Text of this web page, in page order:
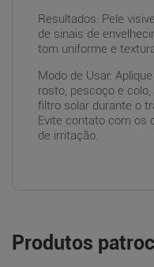
Resultados: Pele
de sinais de
tom uniforme e
Modo de Usar:
rosto, pescoço e
filtro solar durante o
Evite contato com os
de irritação.
Produtos